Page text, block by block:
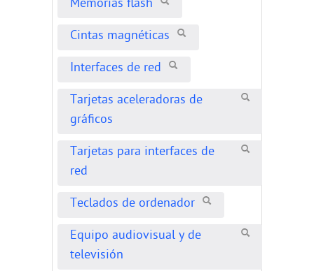
Memorias flash
Cintas magnéticas
Interfaces de red
Tarjetas aceleradoras de
gráficos
Tarjetas para interfaces de
red
Teclados de ordenador
Equipo audiovisual y de
televisión